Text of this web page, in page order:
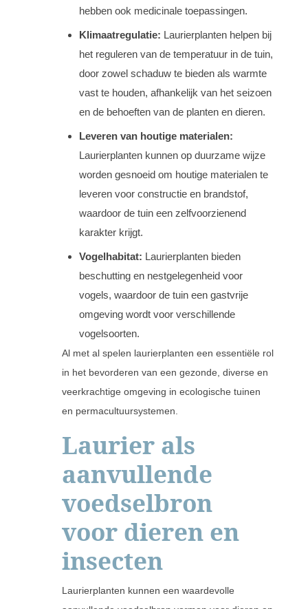
hebben ook medicinale toepassingen.
Klimaatregulatie: Laurierplanten helpen bij
het reguleren van de temperatuur in de tuin,
door zowel schaduw te bieden als warmte
vast te houden, afhankelijk van het seizoen
en de behoeften van de planten en dieren.
Leveren van houtige materialen:
Laurierplanten kunnen op duurzame wijze
worden gesnoeid om houtige materialen te
leveren voor constructie en brandstof,
waardoor de tuin een zelfvoorzienend
karakter krijgt.
Vogelhabitat: Laurierplanten bieden
beschutting en nestgelegenheid voor
vogels, waardoor de tuin een gastvrije
omgeving wordt voor verschillende
vogelsoorten.
Al met al spelen laurierplanten een essentiële rol
in het bevorderen van een gezonde, diverse en
veerkrachtige omgeving in ecologische tuinen
en permacultuursystemen.
Laurier als
aanvullende
voedselbron
voor dieren en
insecten
Laurierplanten kunnen een waardevolle